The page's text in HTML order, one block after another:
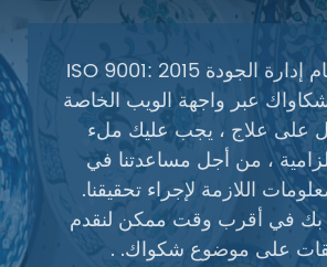
كجزء من نظام إدارة الجودة ISO 9001: 2015
عبر واجهة الويب الخاصة
على علاج ، يجب عليك ملء
، من أجل مساعدتنا في
اللازمة لإجراء تحقيقنا.
في أقرب وقت ممكن لنقدم
على موضوع شكواك. .